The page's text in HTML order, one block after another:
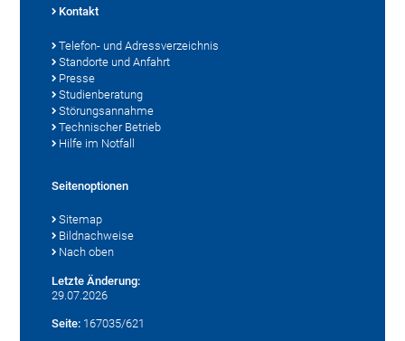
Kontakt
Telefon- und Adressverzeichnis
Standorte und Anfahrt
Presse
Studienberatung
Störungsannahme
Technischer Betrieb
Hilfe im Notfall
Seitenoptionen
Sitemap
Bildnachweise
Nach oben
Letzte Änderung:
29.07.2026
Seite: 167035/621